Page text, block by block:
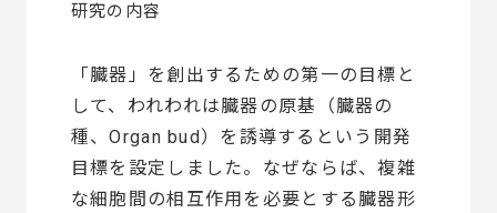
研究の内容
「臓器」を創出するための第一の目標と
して、われわれは臓器の原基（臓器の
種、Organ bud）を誘導するという開発
目標を設定しました。なぜならば、複雑
な細胞間の相互作用を必要とする臓器形